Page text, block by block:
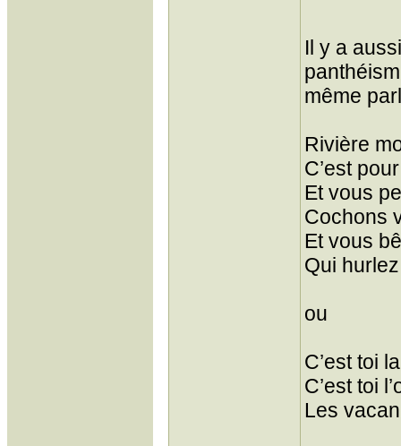
Il y a
même
Rivière
C’est
Et vous
Cochons
Et vous
Qui
ou
C’est toi
C’est toi
Les